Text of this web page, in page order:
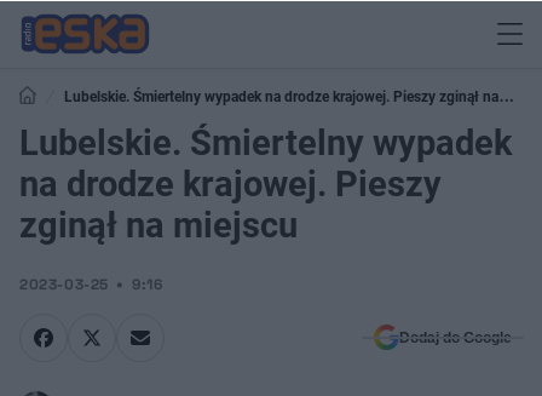
Lubelskie. Śmiertelny wypadek na drodze krajowej. Pieszy zginął na
miejscu
Lubelskie. Śmiertelny wypadek
na drodze krajowej. Pieszy
zginął na miejscu
2023-03-25 9:16
Dodaj do Google